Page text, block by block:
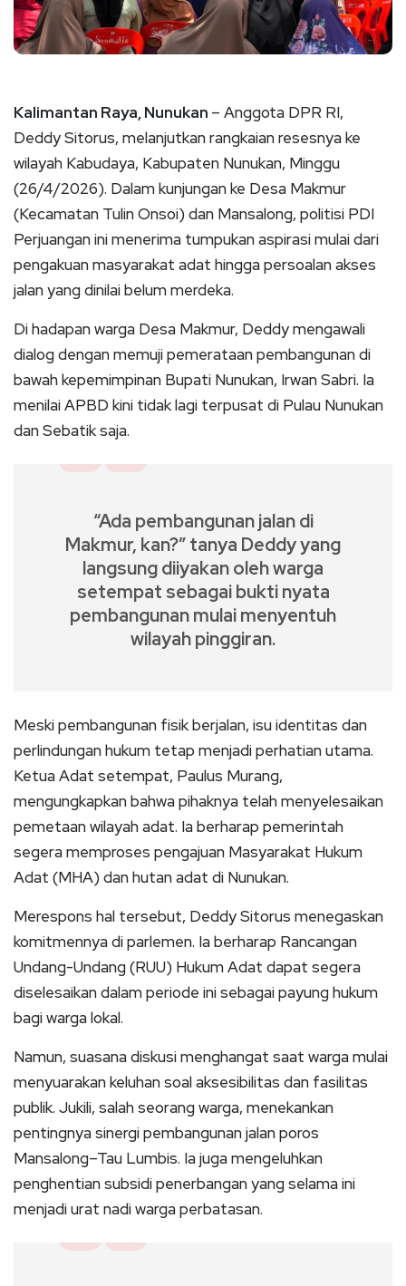
Kalimantan Raya, Nunukan – Anggota DPR RI,
Deddy Sitorus, melanjutkan rangkaian resesnya ke
wilayah Kabudaya, Kabupaten Nunukan, Minggu
(26/4/2026). Dalam kunjungan ke Desa Makmur
(Kecamatan Tulin Onsoi) dan Mansalong, politisi PDI
Perjuangan ini menerima tumpukan aspirasi mulai dari
pengakuan masyarakat adat hingga persoalan akses
jalan yang dinilai belum merdeka.
Di hadapan warga Desa Makmur, Deddy mengawali
dialog dengan memuji pemerataan pembangunan di
bawah kepemimpinan Bupati Nunukan, Irwan Sabri. Ia
menilai APBD kini tidak lagi terpusat di Pulau Nunukan
dan Sebatik saja.
“Ada pembangunan jalan di
Makmur, kan?” tanya Deddy yang
langsung diiyakan oleh warga
setempat sebagai bukti nyata
pembangunan mulai menyentuh
wilayah pinggiran.
Meski pembangunan fisik berjalan, isu identitas dan
perlindungan hukum tetap menjadi perhatian utama.
Ketua Adat setempat, Paulus Murang,
mengungkapkan bahwa pihaknya telah menyelesaikan
pemetaan wilayah adat. Ia berharap pemerintah
segera memproses pengajuan Masyarakat Hukum
Adat (MHA) dan hutan adat di Nunukan.
Merespons hal tersebut, Deddy Sitorus menegaskan
komitmennya di parlemen. Ia berharap Rancangan
Undang-Undang (RUU) Hukum Adat dapat segera
diselesaikan dalam periode ini sebagai payung hukum
bagi warga lokal.
Namun, suasana diskusi menghangat saat warga mulai
menyuarakan keluhan soal aksesibilitas dan fasilitas
publik. Jukili, salah seorang warga, menekankan
pentingnya sinergi pembangunan jalan poros
Mansalong–Tau Lumbis. Ia juga mengeluhkan
penghentian subsidi penerbangan yang selama ini
menjadi urat nadi warga perbatasan.